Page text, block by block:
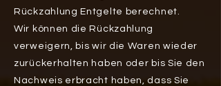
Rückzahlung Entgelte berechnet.
Wir können die Rückzahlung
verweigern, bis wir die Waren wieder
zurückerhalten haben oder bis Sie den
Nachweis erbracht haben, dass Sie